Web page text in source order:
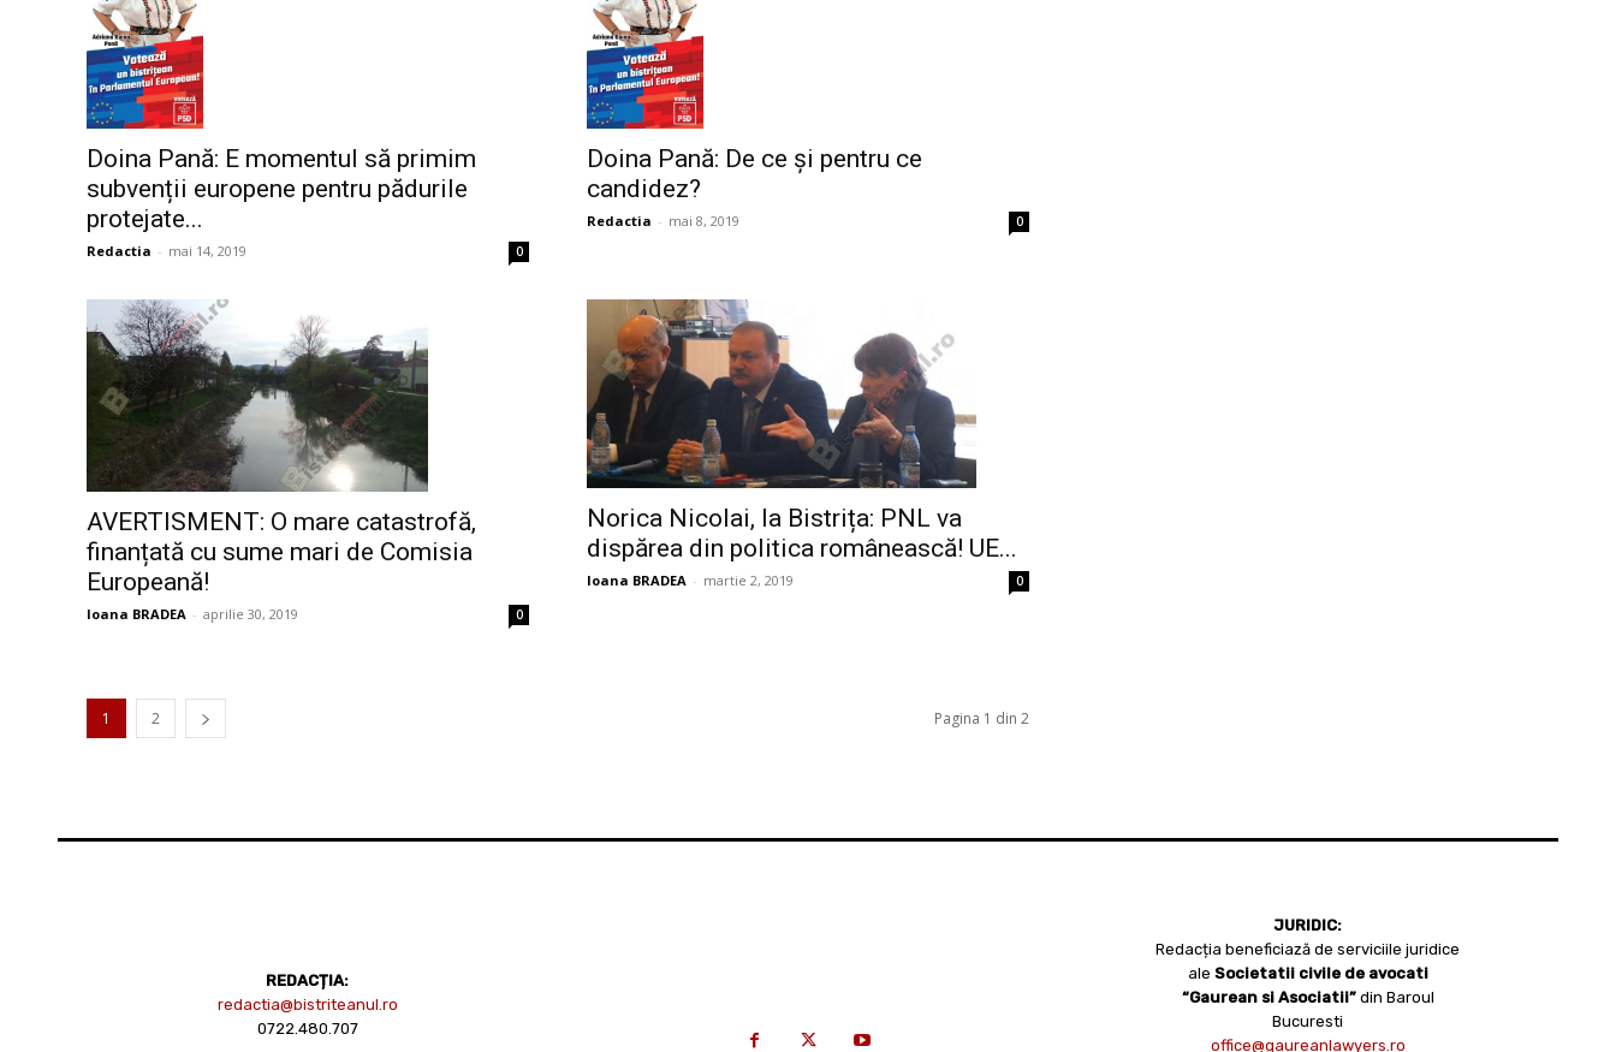
Doina Pană: E momentul să primim
subvenții europene pentru pădurile
protejate...
Redactia - mai 14, 2019 0
Doina Pană: De ce și pentru ce
candidez?
Redactia - mai 8, 2019 0
AVERTISMENT: O mare catastrofă,
finanțată cu sume mari de Comisia
Europeană!
Ioana BRADEA - aprilie 30, 2019 0
Norica Nicolai, la Bistrița: PNL va
dispărea din politica românească! UE...
Ioana BRADEA - martie 2, 2019 0
1 2 Pagina 1 din 2
REDACȚIA:
redactia@bistriteanul.ro
0722.480.707
JURIDIC:
Redacția beneficiază de serviciile juridice
ale Societatii civile de avocati
“Gaurean si Asociatii” din Baroul
Bucuresti
office@gaureanlawyers.ro